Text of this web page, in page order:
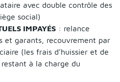
avec double contrôle des
social)
IMPAYÉS : relance
et garants, recouvrement par
(les frais d’huissier et de
à la charge du